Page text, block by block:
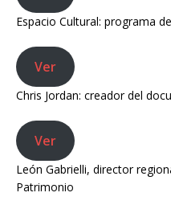
Espacio Cultural: programa
Ver
Chris Jordan: creador del
Ver
León Gabrielli, director
Patrimonio